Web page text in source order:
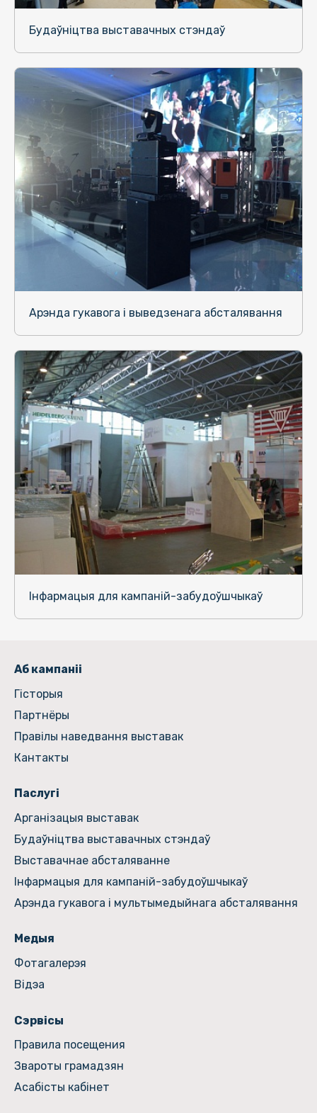
Будаўніцтва выставачных стэндаў
Арэнда гукавога і выведзенага абсталявання
Інфармацыя для кампаній-забудоўшчыкаў
Аб кампаніі
Гiсторыя
Партнёры
Правілы наведвання выставак
Кантакты
Паслугі
Арганізацыя выставак
Будаўніцтва выставачных стэндаў
Выставачнае абсталяванне
Інфармацыя для кампаній-забудоўшчыкаў
Арэнда гукавога і мультымедыйнага абсталявання
Медыя
Фотагалерэя
Відэа
Сэрвісы
Правила посещения
Звароты грамадзян
Асабісты кабінет